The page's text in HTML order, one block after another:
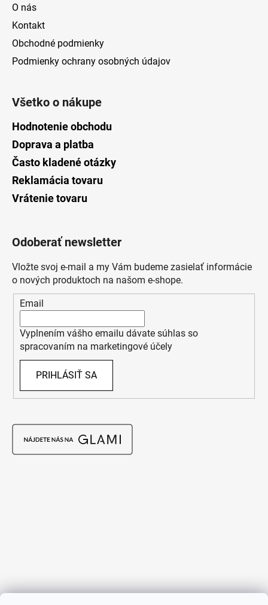
O nás
Kontakt
Obchodné podmienky
Podmienky ochrany osobných údajov
Všetko o nákupe
Hodnotenie obchodu
Doprava a platba
Často kladené otázky
Reklamácia tovaru
Vrátenie tovaru
Odoberať newsletter
Vložte svoj e-mail a my Vám budeme zasielať informácie
o nových produktoch na našom e-shope.
Email
Vyplnením vášho emailu dávate súhlas so
spracovaním na marketingové účely
PRIHLÁSIŤ SA